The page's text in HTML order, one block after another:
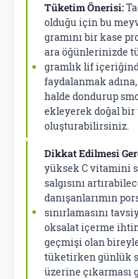
Tüketim Önerisi:
olduğu için bu
gramını bir kase
ara öğünlerinizde
gramlık lif
faydalanmak
halde dondurup
ekleyerek doğal
oluşturabilirsiniz.
Dikkat Edilmesi
yüksek C vitamini
salgısını
danışanlarımın
sınırlamasını
oksalat içerme
geçmişi olan
tüketirken günlük
üzerine çıkarması